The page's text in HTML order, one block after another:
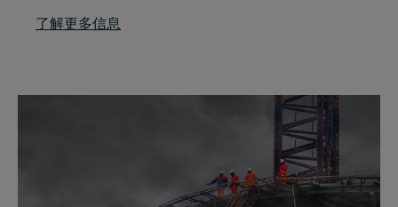
了解更多信息